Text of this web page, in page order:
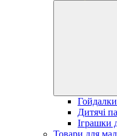
Дитячі
Іграшки
Товари для